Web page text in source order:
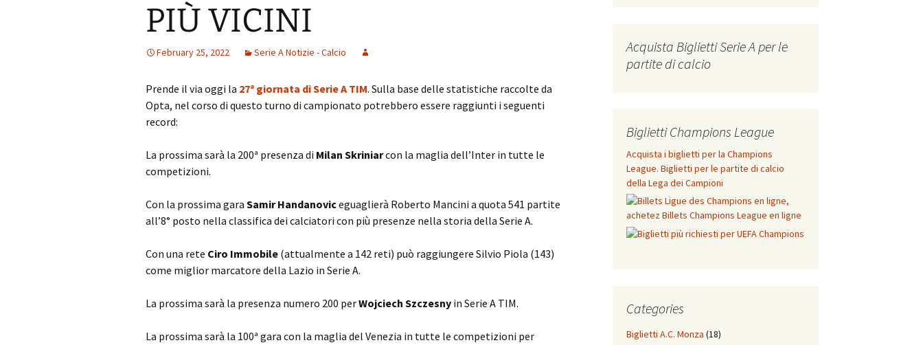
PIÙ VICINI
February 25, 2022 Serie A Notizie - Calcio
Prende il via oggi la 27ª giornata di Serie A TIM. Sulla base delle statistiche raccolte da
Opta, nel corso di questo turno di campionato potrebbero essere raggiunti i seguenti
record:
La prossima sarà la 200ª presenza di Milan Skriniarcon la maglia dell’Inter in tutte le
competizioni.
Con la prossima gara Samir Handanoviceguaglierà Roberto Mancini a quota 541 partite
all’8° posto nella classifica dei calciatori con più presenze nella storia della Serie A.
Con una rete Ciro Immobile (attualmente a 142 reti) può raggiungere Silvio Piola (143)
come miglior marcatore della Lazio in Serie A.
La prossima sarà la presenza numero 200 perWojciech Szczesny in Serie A TIM.
La prossima sarà la 100ª gara con la maglia del Venezia in tutte le competizioni per
Acquista Biglietti Serie A per le
partite di calcio
Biglietti Champions League
Acquista i biglietti per la Champions
League. Biglietti per le partite di calcio
della Lega dei Campioni
Categories
Biglietti A.C. Monza (18)